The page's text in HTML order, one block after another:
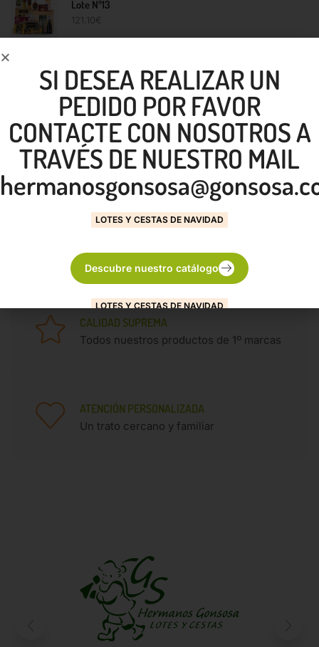
Lote Nº13
121.10€
NUESTROS SERVICIOS
ENTREGA GRATUITA
En la Isla de Gran Canaria
Para otras Islas
CALIDAD SUPREMA
Todos nuestros productos de 1º marcas
ATENCIÓN PERSONALIZADA
Un trato cercano y familiar
SI DESEA REALIZAR UN
PEDIDO POR FAVOR
CONTACTE CON NOSOTROS A
TRAVÉS DE NUESTRO MAIL
LOTES Y CESTAS DE NAVIDAD
Descubre nuestro catálogo
LOTES Y CESTAS DE NAVIDAD
SOLICITA PRESUPUESTO PARA OTRAS ISLAS